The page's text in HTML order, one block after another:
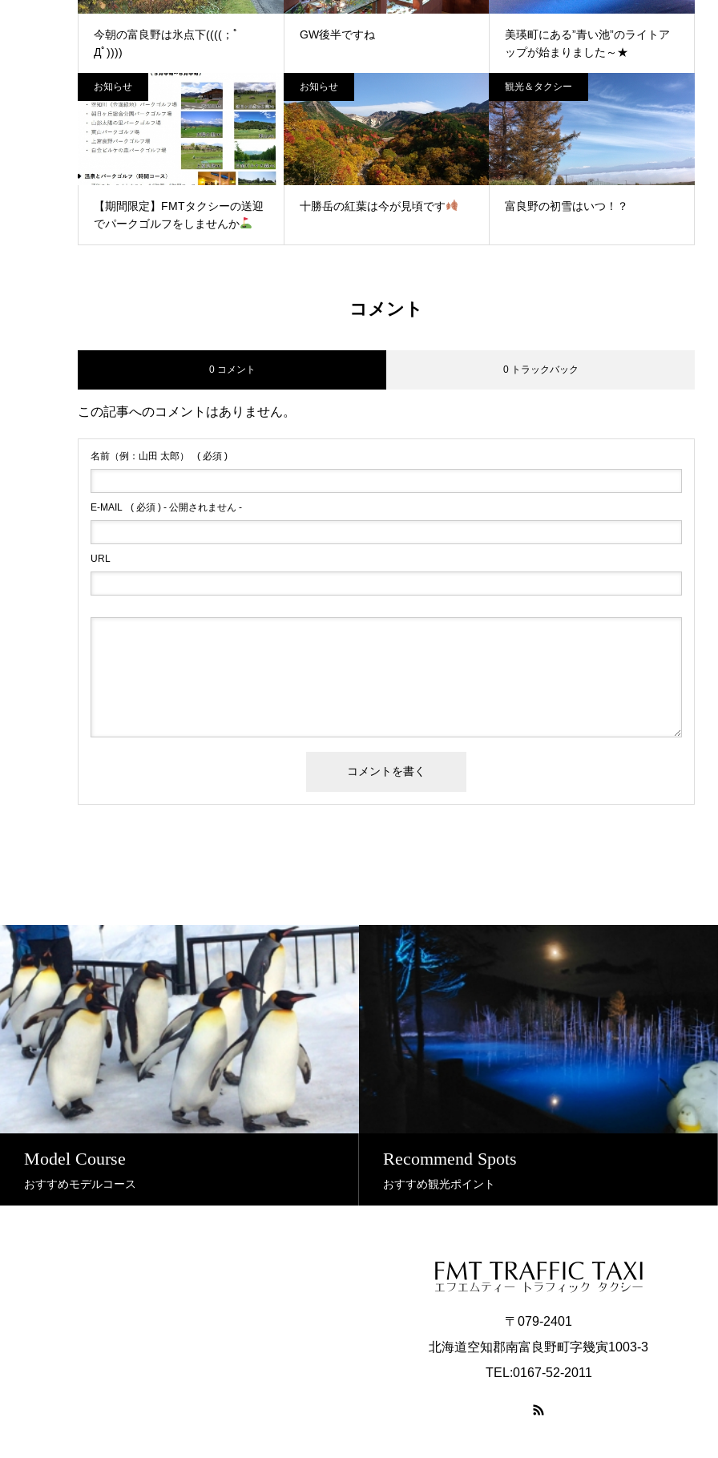
今朝の富良野は氷点下((((；ﾟ
Дﾟ))))
GW後半ですね
美瑛町にある”青い池”のライトア
ップが始まりました～★
お知らせ
【期間限定】FMTタクシーの送迎
でパークゴルフをしませんか
お知らせ
十勝岳の紅葉は今が見頃です
観光＆タクシー
富良野の初雪はいつ！？
コメント
0 コメント 0 トラックバック
この記事へのコメントはありません。
名前（例：山田 太郎） ( 必須 )
E-MAIL ( 必須 ) - 公開されません -
URL
Model Course
おすすめモデルコース
Recommend Spots
おすすめ観光ポイント
〒079-2401
北海道空知郡南富良野町字幾寅1003-3
TEL:0167-52-2011